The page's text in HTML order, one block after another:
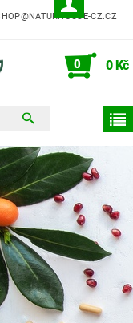
CZ.CZ
0 0 Kč